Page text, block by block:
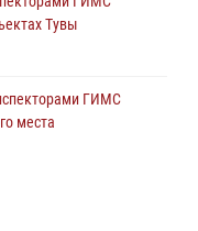
Тувы
ГИМС
места
в детских